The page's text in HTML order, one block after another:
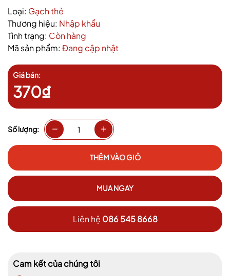
Loại: Gạch thẻ
Thương hiệu: Nhập khẩu
Tình trạng: Còn hàng
Mã sản phẩm: Đang cập nhật
Giá bán:
370₫
Số lượng:
THÊM VÀO GIỎ
MUA NGAY
Liên hệ 086 545 8668
Cam kết của chúng tôi